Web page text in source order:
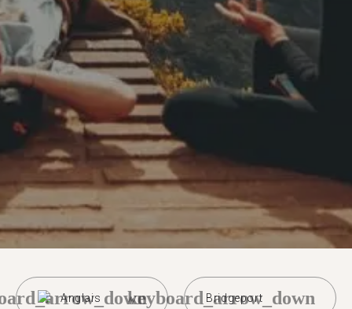
Anglais Bridgeport
keyboard_arrow_down